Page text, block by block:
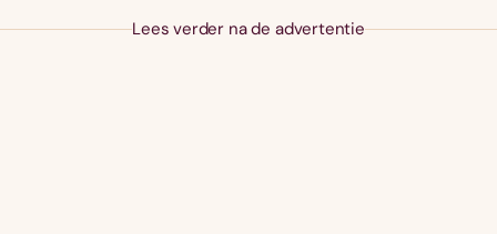
Lees verder na de advertentie